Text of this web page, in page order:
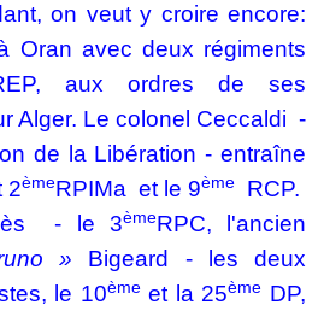
on veut y croire encore:
Oran avec deux régiments
aux ordres de ses
Alger. Le colonel Ceccaldi -
de la Libération - entraîne
2èmeRPIMa et le 9ème
RCP.
- le 3èmeRPC, l'ancien
» Bigeard - les deux
le 10èmeet la 25ème DP,